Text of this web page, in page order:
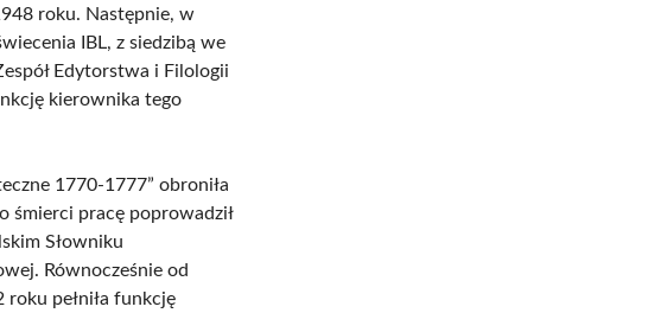
roku. Następnie, w
IBL, z siedzibą we
Edytorstwa i Filologii
kierownika tego
1770-1777” obroniła
śmierci pracę poprowadził
Słowniku
Równocześnie od
roku pełniła funkcję